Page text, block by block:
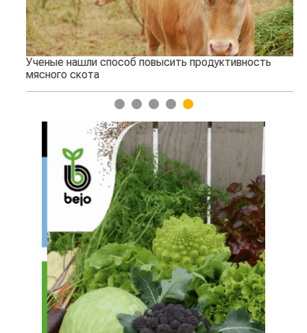
Ученые нашли способ повысить продуктивность
мясного скота
1 2 3 4 5